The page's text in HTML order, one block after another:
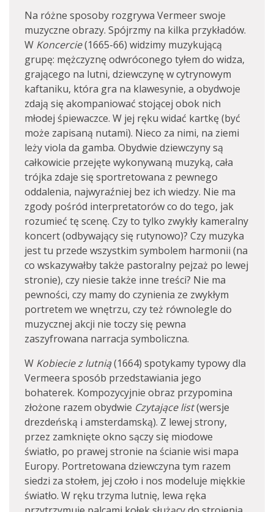
Na różne sposoby rozgrywa Vermeer swoje
muzyczne obrazy. Spójrzmy na kilka przykładów.
W Koncercie(1665-66) widzimy muzykującą
grupę: mężczyznę odwróconego tyłem do widza,
grającego na lutni, dziewczynę w cytrynowym
kaftaniku, która gra na klawesynie, a obydwoje
zdają się akompaniować stojącej obok nich
młodej śpiewaczce. W jej ręku widać kartkę (być
może zapisaną nutami). Nieco za nimi, na ziemi
leży viola da gamba. Obydwie dziewczyny są
całkowicie przejęte wykonywaną muzyką, cała
trójka zdaje się sportretowana z pewnego
oddalenia, najwyraźniej bez ich wiedzy. Nie ma
zgody pośród interpretatorów co do tego, jak
rozumieć tę scenę. Czy to tylko zwykły kameralny
koncert (odbywający się rutynowo)? Czy muzyka
jest tu przede wszystkim symbolem harmonii (na
co wskazywałby także pastoralny pejzaż po lewej
stronie), czy niesie także inne treści? Nie ma
pewności, czy mamy do czynienia ze zwykłym
portretem we wnętrzu, czy też równolegle do
muzycznej akcji nie toczy się pewna
zaszyfrowana narracja symboliczna.
W Kobiecie z lutnią(1664) spotykamy typowy dla
Vermeera sposób przedstawiania jego
bohaterek. Kompozycyjnie obraz przypomina
złożone razem obydwie Czytające list(wersje
drezdeńską i amsterdamską). Z lewej strony,
przez zamknięte okno sączy się miodowe
światło, po prawej stronie na ścianie wisi mapa
Europy. Portretowana dziewczyna tym razem
siedzi za stołem, jej czoło i nos modeluje miękkie
światło. W ręku trzyma lutnię, lewa ręka